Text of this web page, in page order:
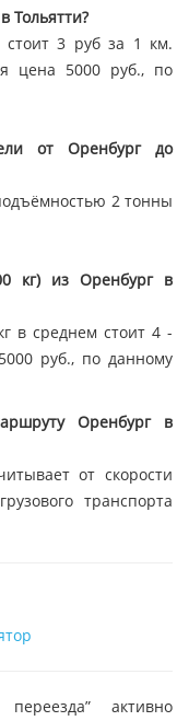
Тольятти?
стоит 3 руб за 1 км.
цена 5000 руб., по
от Оренбург до
2 тонны
кг) из Оренбург в
в среднем стоит 4 -
руб., по данному
Оренбург в
от скорости
транспорта
активно